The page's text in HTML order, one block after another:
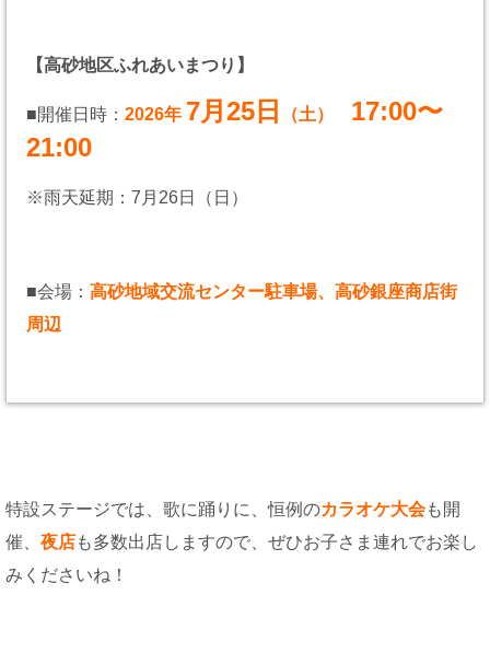
【高砂地区ふれあいまつり】
■開催日時： 2026年 7月25日 （土） 17:00〜
21:00
※雨天延期：7月26日（日）
■会場： 高砂地域交流センター駐車場、高砂銀座商店街
周辺
特設ステージでは、歌に踊りに、恒例のカラオケ大会も開
催、 夜店も多数出店しますので、ぜひお子さま連れでお楽し
みくださいね！